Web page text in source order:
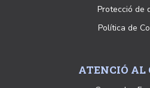
Protecció de
Política de
ATENCIÓ AL